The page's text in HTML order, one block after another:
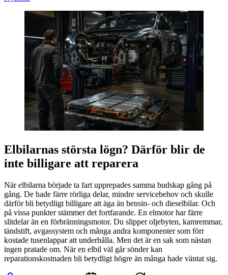
Elbilarnas största lögn? Därför blir de
inte billigare att reparera
När elbilarna började ta fart upprepades samma budskap gång på
gång. De hade färre rörliga delar, mindre servicebehov och skulle
därför bli betydligt billigare att äga än bensin- och dieselbilar. Och
på vissa punkter stämmer det fortfarande. En elmotor har färre
slitdelar än en förbränningsmotor. Du slipper oljebyten, kamremmar,
tändstift, avgassystem och många andra komponenter som förr
kostade tusenlappar att underhålla. Men det är en sak som nästan
ingen pratade om. När en elbil väl går sönder kan
reparationskostnaden bli betydligt högre än många hade väntat sig.